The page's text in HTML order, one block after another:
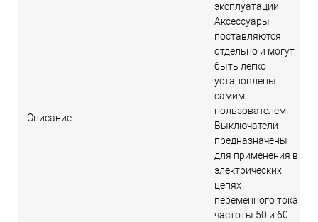
Описание
эксплуатации.
Аксессуары
поставляются
отдельно и могут
быть легко
установлены
самим
пользователем.
Выключатели
предназначены
для применения в
электрических
цепях
переменного тока
частоты 50 и 60